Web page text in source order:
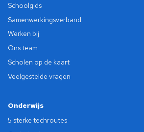
Schoolgids
Samenwerkingsverband
Werken bij
Ons team
Scholen op de kaart
Veelgestelde vragen
Onderwijs
5 sterke techroutes